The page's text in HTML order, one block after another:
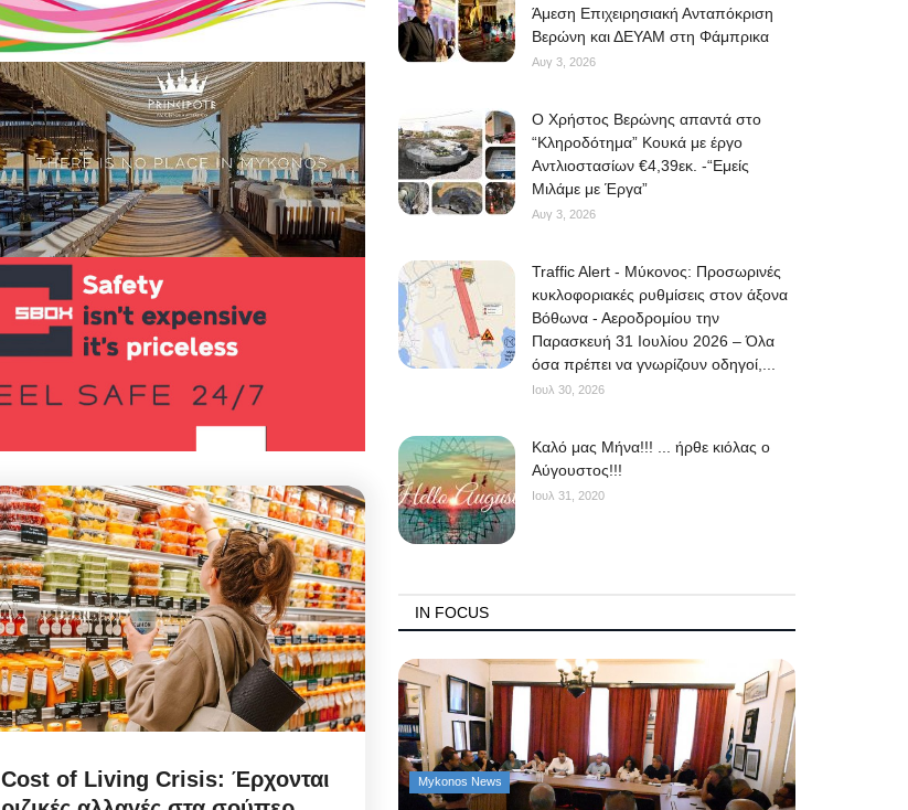
Cost of Living Crisis: Έρχονται
Άμεση Επιχειρησιακή Ανταπόκριση
Βερώνη και ΔΕΥΑΜ στη Φάμπρικα
Αυγ 3, 2026
O Χρήστος Βερώνης απαντά στο
“Κληροδότημα” Κουκά με έργο
Αντλιοστασίων €4,39εκ. -“Εμείς
Μιλάμε με Έργα”
Αυγ 3, 2026
Traffic Alert - Μύκονος: Προσωρινές
κυκλοφοριακές ρυθμίσεις στον άξονα
Βόθωνα - Αεροδρομίου την
Παρασκευή 31 Ιουλίου 2026 – Όλα
όσα πρέπει να γνωρίζουν οδηγοί,...
Ιουλ 30, 2026
Kαλό μας Μήνα!!! ... ήρθε κιόλας ο
Αύγουστος!!!
Ιουλ 31, 2020
IN FOCUS
Mykonos News